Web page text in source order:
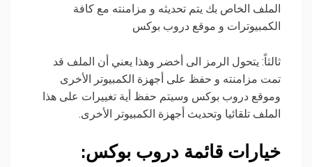
الملف الخاص بك يتم تحديثه و مزامنته مع كافة
الكمبيوترات و موقع دروب بوكس
ثالثاً: يتحول الرمز الى أخضر وهذا يعني أن الملف قد
تمت مزامنته و حفظ على أجهزة الكمبيوتر الأخرى
وموقع دروب بوكس وسيتم حفظ أية تغييرات على هذا
الملف تلقائيا وتحديث أجهزة الكمبيوتر الأخرى.
خيارات قائمة دروب بوكس: